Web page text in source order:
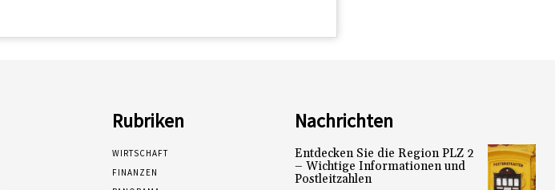
Rubriken
WIRTSCHAFT
FINANZEN
Nachrichten
Entdecken Sie die Region PLZ 2
– Wichtige Informationen und
Postleitzahlen